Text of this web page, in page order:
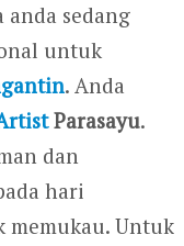
anda sedang
untuk
. Anda
Parasayu.
dan
hari
memukau. Untuk